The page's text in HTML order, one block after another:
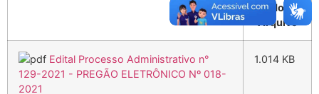
do
Arquivo
Edital Processo Administrativo n°
129-2021 - PREGÃO ELETRÔNICO Nº 018-
2021
1.014 KB